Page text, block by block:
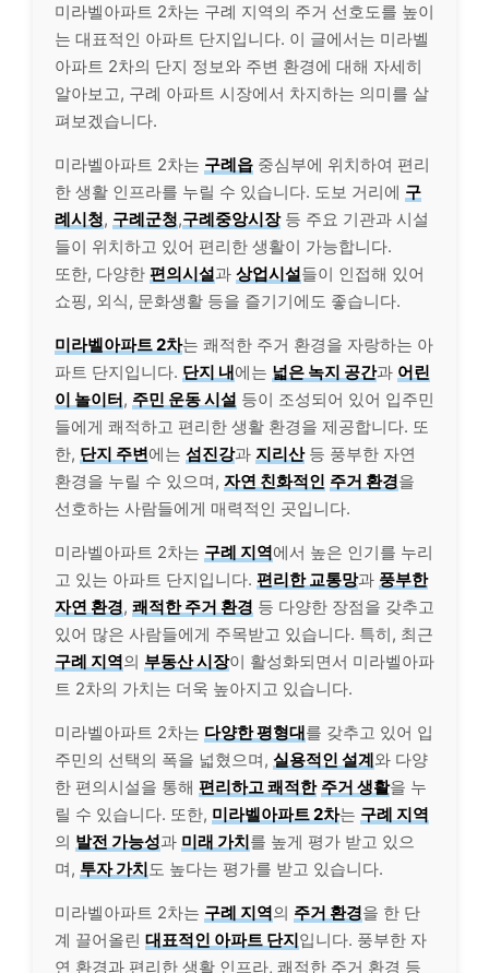
미라벨아파트 2차는 구례 지역의 주거 선호도를 높이
는 대표적인 아파트 단지입니다. 이 글에서는 미라벨
아파트 2차의 단지 정보와 주변 환경에 대해 자세히
알아보고, 구례 아파트 시장에서 차지하는 의미를 살
펴보겠습니다.
미라벨아파트 2차는 구례읍 중심부에 위치하여 편리
한 생활 인프라를 누릴 수 있습니다. 도보 거리에 구
례시청, 구례군청,구례중앙시장등 주요 기관과 시설
들이 위치하고 있어 편리한 생활이 가능합니다.
또한, 다양한 편의시설과 상업시설들이 인접해 있어
쇼핑, 외식, 문화생활 등을 즐기기에도 좋습니다.
미라벨아파트 2차는 쾌적한 주거 환경을 자랑하는 아
파트 단지입니다. 단지 내에는 넓은 녹지 공간과 어린
이 놀이터, 주민 운동 시설 등이 조성되어 있어 입주민
들에게 쾌적하고 편리한 생활 환경을 제공합니다. 또
한, 단지 주변에는 섬진강과 지리산등 풍부한 자연
환경을 누릴 수 있으며, 자연 친화적인 주거 환경을
선호하는 사람들에게 매력적인 곳입니다.
미라벨아파트 2차는 구례 지역에서 높은 인기를 누리
고 있는 아파트 단지입니다. 편리한 교통망과 풍부한
자연 환경, 쾌적한 주거 환경 등 다양한 장점을 갖추고
있어 많은 사람들에게 주목받고 있습니다. 특히, 최근
구례 지역의 부동산 시장이 활성화되면서 미라벨아파
트 2차의 가치는 더욱 높아지고 있습니다.
미라벨아파트 2차는 다양한 평형대를 갖추고 있어 입
주민의 선택의 폭을 넓혔으며, 실용적인 설계와 다양
한 편의시설을 통해 편리하고 쾌적한 주거 생활을 누
릴 수 있습니다. 또한, 미라벨아파트 2차는 구례 지역
의 발전 가능성과 미래 가치를 높게 평가 받고 있으
며, 투자 가치도 높다는 평가를 받고 있습니다.
미라벨아파트 2차는 구례 지역의 주거 환경을 한 단
계 끌어올린 대표적인 아파트 단지입니다. 풍부한 자
연 환경과 편리한 생활 인프라, 쾌적한 주거 환경 등